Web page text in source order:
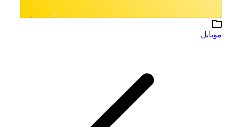
موبایل